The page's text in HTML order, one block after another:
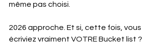
même pas choisi.
2026 approche. Et si, cette fois, vous
écriviez vraiment VOTRE Bucket list ?